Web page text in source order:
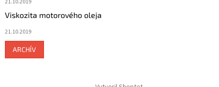
21.10.2019
Viskozita motorového oleja
21.10.2019
ARCHÍV